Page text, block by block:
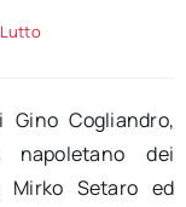
Lutto
Cogliandro,
dei
Mirko Setaro ed